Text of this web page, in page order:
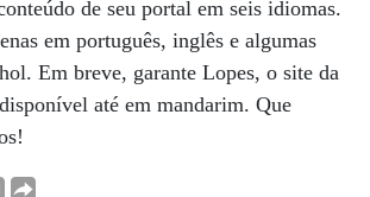
de seu portal em seis idiomas.
em português, inglês e algumas
Em breve, garante Lopes, o site da
até em mandarim. Que